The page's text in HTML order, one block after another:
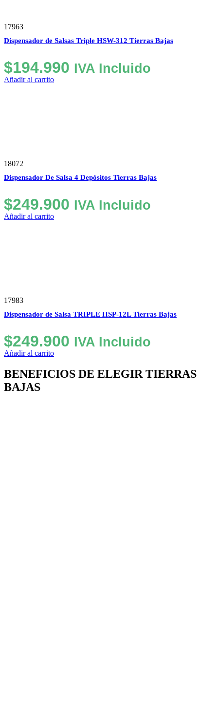
17963
Dispensador de Salsas Triple HSW-312 Tierras Bajas
$194.990 IVA Incluido
Añadir al carrito
18072
Dispensador De Salsa 4 Depósitos Tierras Bajas
$249.900 IVA Incluido
Añadir al carrito
17983
Dispensador de Salsa TRIPLE HSP-12L Tierras Bajas
$249.900 IVA Incluido
Añadir al carrito
BENEFICIOS DE ELEGIR TIERRAS
BAJAS